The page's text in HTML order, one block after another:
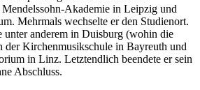
Akademie in Leipzig und
Mehrmals wechselte er den Studienort.
unter anderem in Duisburg (wohin die
der Kirchenmusikschule in Bayreuth und
in Linz. Letztendlich beendete er sein
Abschluss.